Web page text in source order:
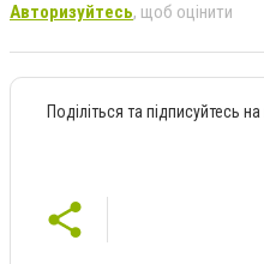
Авторизуйтесь, щоб оцінити
Поділіться та підписуйтесь